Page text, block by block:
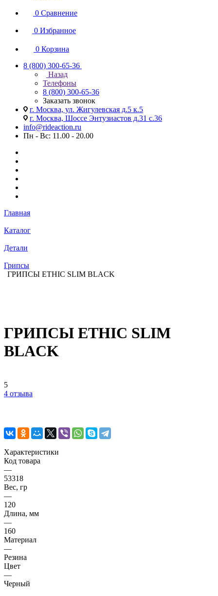
0 Сравнение
0 Избранное
0 Корзина
8 (800) 300-65-36
Назад
Телефоны
8 (800) 300-65-36
Заказать звонок
г. Москва, ул. Жигулевская д.5 к.5
г. Москва, Шоссе Энтузиастов д.31 с.36
info@rideaction.ru
Пн - Вс: 11.00 - 20.00
Главная
Каталог
Детали
Грипсы
ГРИПСЫ ETHIC SLIM BLACK
ГРИПСЫ ETHIC SLIM
BLACK
5
4 отзыва
Характеристики
Код товара
—
53318
Вес, гр
—
120
Длина, мм
—
160
Материал
—
Резина
Цвет
—
Черный